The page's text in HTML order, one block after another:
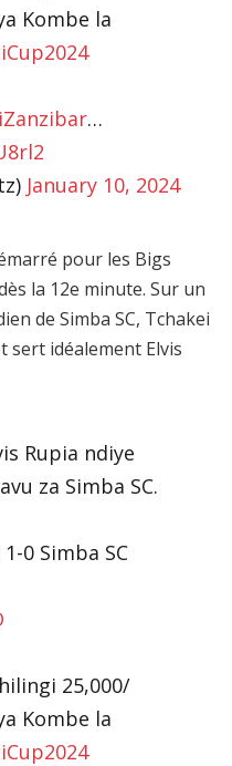
Kombe la
…
January 10, 2024
pour les Bigs
la 12e minute. Sur un
de Simba SC, Tchakei
idéalement Elvis
Rupia ndiye
za Simba SC.
0 Simba SC
25,000/
Kombe la